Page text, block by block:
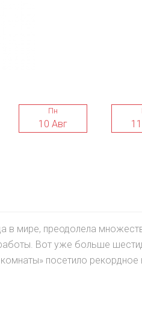
Пн
10 Авг
в мире, преодолела
Вот уже больше
посетило